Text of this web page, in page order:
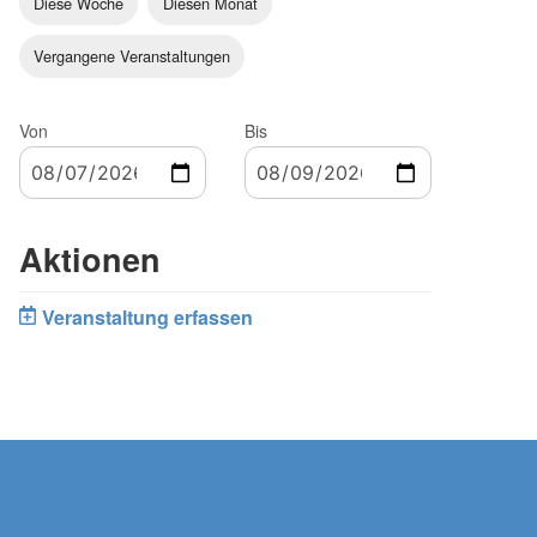
Vergangene Veranstaltungen
Von Bis
Aktionen
Veranstaltung erfassen